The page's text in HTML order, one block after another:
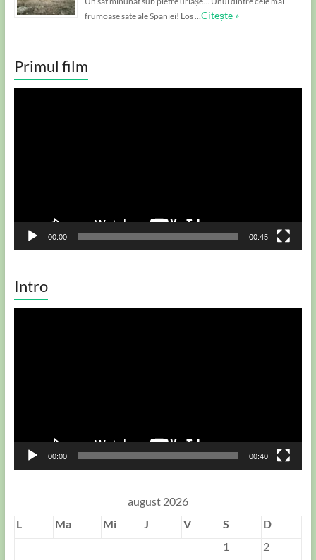
frumoase sate ale Spaniei! Los … Citește »
Primul film
00:00 00:45
Intro
00:00 00:40
august 2026
L
Ma Mi J V S
D
1
2